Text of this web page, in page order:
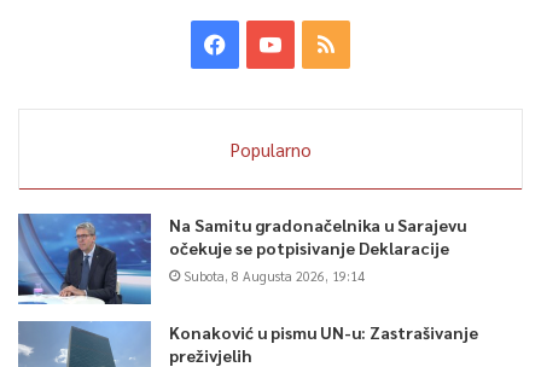
Popularno
Na Samitu gradonačelnika u Sarajevu
očekuje se potpisivanje Deklaracije
Subota, 8 Augusta 2026, 19:14
Konaković u pismu UN-u: Zastrašivanje
preživjelih